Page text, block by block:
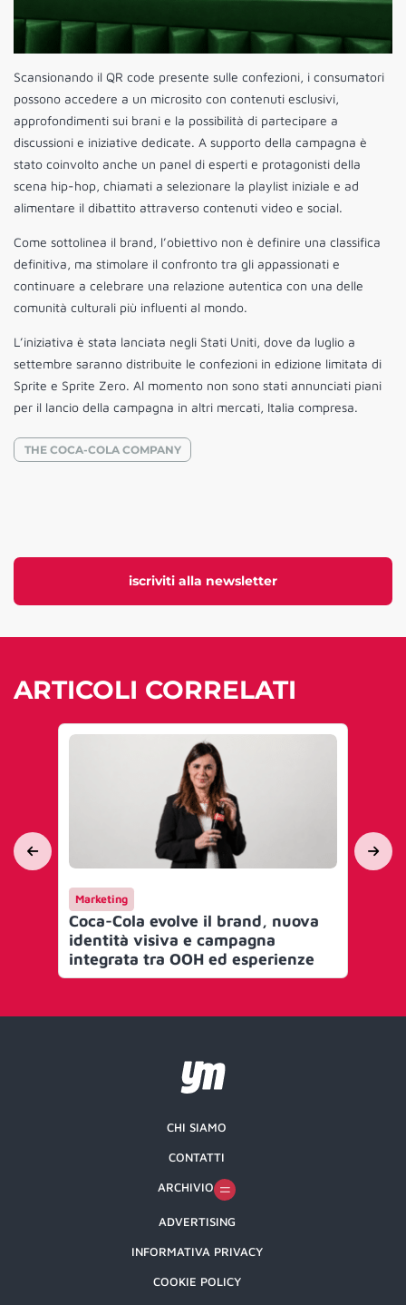
iscriviti alla newsletter
Scansionando il QR code presente sulle confezioni, i consumatori
possono accedere a un microsito con contenuti esclusivi,
approfondimenti sui brani e la possibilità di partecipare a
discussioni e iniziative dedicate. A supporto della campagna è
stato coinvolto anche un panel di esperti e protagonisti della
scena hip-hop, chiamati a selezionare la playlist iniziale e ad
alimentare il dibattito attraverso contenuti video e social.
Come sottolinea il brand, l’obiettivo non è definire una classifica
definitiva, ma stimolare il confronto tra gli appassionati e
continuare a celebrare una relazione autentica con una delle
comunità culturali più influenti al mondo.
L’iniziativa è stata lanciata negli Stati Uniti, dove da luglio a
settembre saranno distribuite le confezioni in edizione limitata di
Sprite e Sprite Zero. Al momento non sono stati annunciati piani
per il lancio della campagna in altri mercati, Italia compresa.
THE COCA-COLA COMPANY
ARTICOLI CORRELATI
Marketing
Coca-Cola evolve il brand, nuova
identità visiva e campagna
integrata tra OOH ed esperienze
CHI SIAMO
CONTATTI
ARCHIVIO
ADVERTISING
INFORMATIVA PRIVACY
COOKIE POLICY